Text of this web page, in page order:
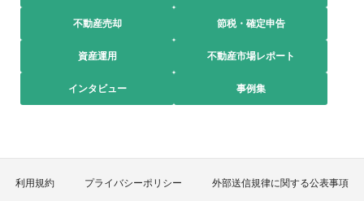
不動産売却 節税・確定申告
資産運用 不動産市場レポート
インタビュー 事例集
利用規約 プライバシーポリシー 外部送信規律に関する公表事項